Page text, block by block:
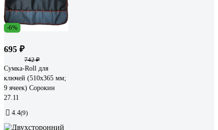
-6%
695 ₽
742 ₽
Сумка-Roll для
ключей (510х365 мм;
9 ячеек) Сорокин
27.11
4.4(9)